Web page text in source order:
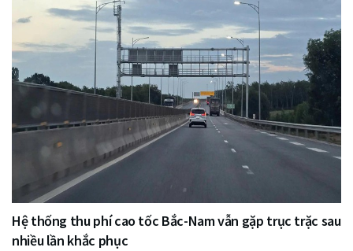
Hệ thống thu phí cao tốc Bắc-Nam vẫn gặp trục trặc sau
nhiều lần khắc phục